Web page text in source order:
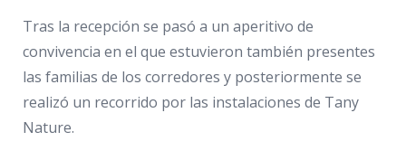
Tras la recepción se pasó a un aperitivo de
convivencia en el que estuvieron también presentes
las familias de los corredores y posteriormente se
realizó un recorrido por las instalaciones de Tany
Nature.